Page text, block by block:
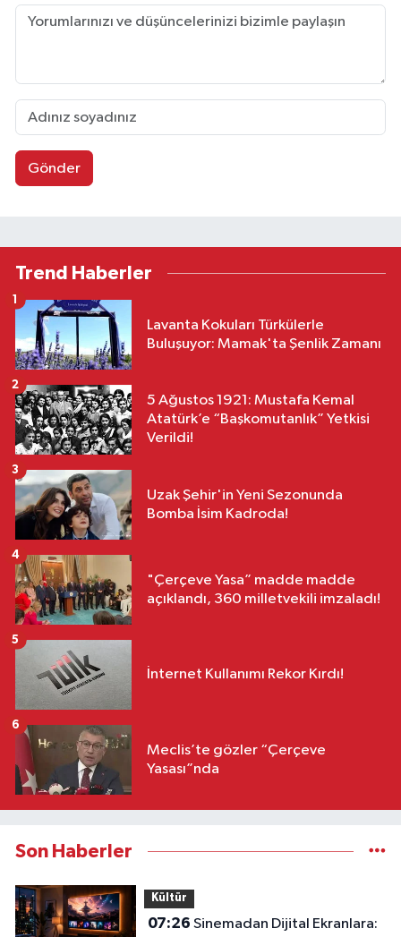
Gönder
Trend Haberler
Lavanta Kokuları Türkülerle
Buluşuyor: Mamak'ta Şenlik Zamanı
1
5 Ağustos 1921: Mustafa Kemal
Atatürk’e “Başkomutanlık” Yetkisi
Verildi!
2
Uzak Şehir'in Yeni Sezonunda
Bomba İsim Kadroda!
3
"Çerçeve Yasa” madde madde
açıklandı, 360 milletvekili imzaladı!
4
İnternet Kullanımı Rekor Kırdı!
5
Meclis’te gözler “Çerçeve
Yasası”nda
6
Son Haberler
Kültür
07:26